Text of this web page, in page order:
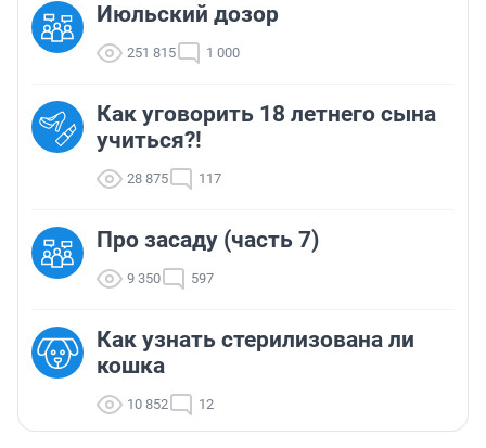
Июльский дозор
251 815 1 000
Как уговорить 18 летнего сына
учиться?!
28 875 117
Про засаду (часть 7)
9 350 597
Как узнать стерилизована ли
кошка
10 852 12